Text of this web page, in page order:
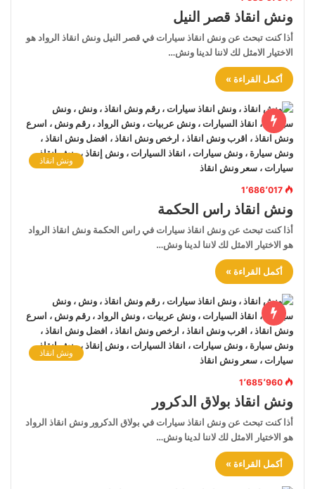
ونش انقاذ قصر النيل
أذا كنت تبحث عن ونش انقاذ سيارات في قصر النيل ونش انقاذ الرواد هو
الاختيار الامثل لك لاننا لدينا ونش…
أكمل القراءة »
ونش انقاذ
1٬686٬017
ونش انقاذ راس الحكمة
أذا كنت تبحث عن ونش انقاذ سيارات في راس الحكمة ونش انقاذ الرواد
هو الاختيار الامثل لك لاننا لدينا ونش…
أكمل القراءة »
ونش انقاذ
1٬685٬960
ونش انقاذ بولاق الدكرور
أذا كنت تبحث عن ونش انقاذ سيارات في بولاق الدكرور ونش انقاذ الرواد
هو الاختيار الامثل لك لاننا لدينا ونش…
أكمل القراءة »